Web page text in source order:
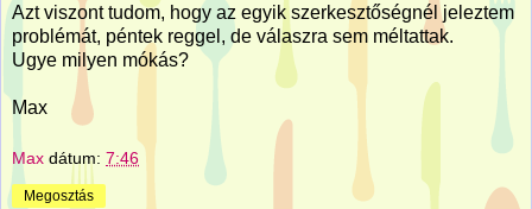
Azt viszont tudom, hogy az egyik szerkesztőségnél jeleztem
problémát, péntek reggel, de válaszra sem méltattak.
Ugye milyen mókás?
Max
Max dátum: 7:46
Megosztás